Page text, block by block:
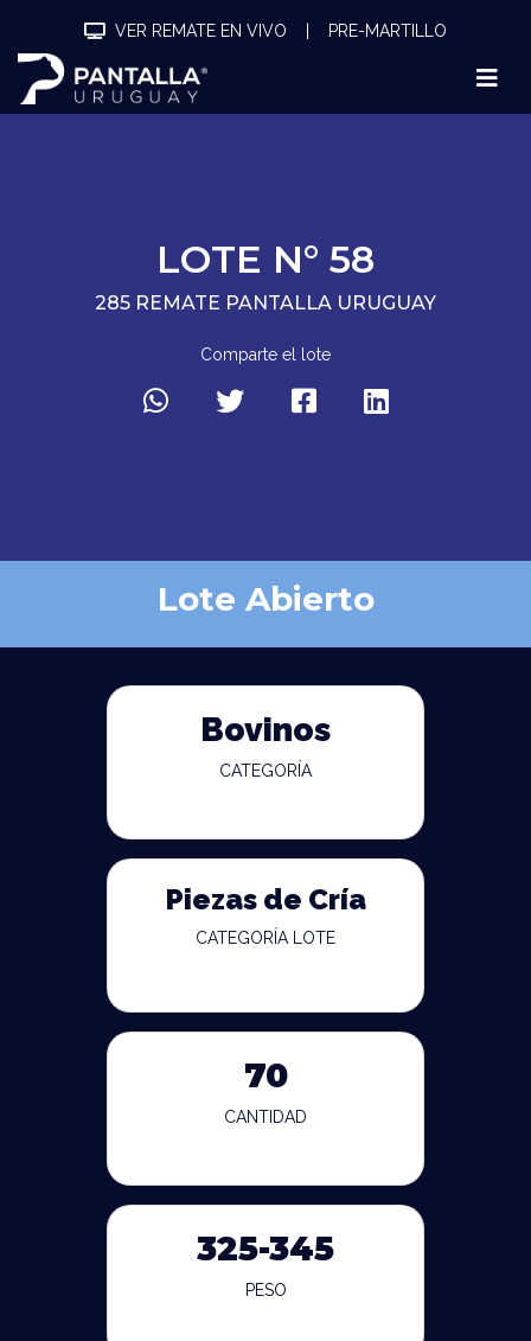
VER REMATE EN VIVO PRE-MARTILLO
LOTE N° 58
285 REMATE PANTALLA URUGUAY
Comparte el lote
Lote Abierto
Bovinos
CATEGORÍA
Piezas de Cría
CATEGORÍA LOTE
70
CANTIDAD
325-345
PESO